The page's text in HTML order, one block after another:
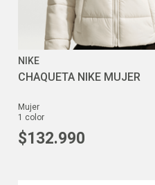
NIKE
CHAQUETA NIKE MUJER
mujer
1 color
$132.990